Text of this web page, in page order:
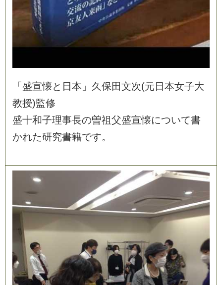
「 盛宣懐と 日 本 」 久保田文次(元 日 本女子大
教授)監修
盛十和子理事長の曽祖父盛宣懐について書
かれた研究書籍です。